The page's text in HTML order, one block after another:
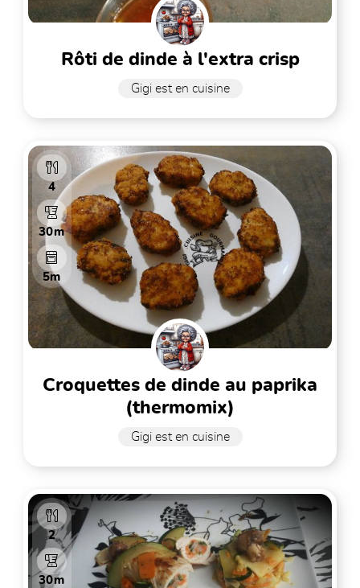
rôti de dinde à l'extra crisp
Gigi est en cuisine
4
30m
5m
croquettes de dinde au paprika
(thermomix)
Gigi est en cuisine
2
30m